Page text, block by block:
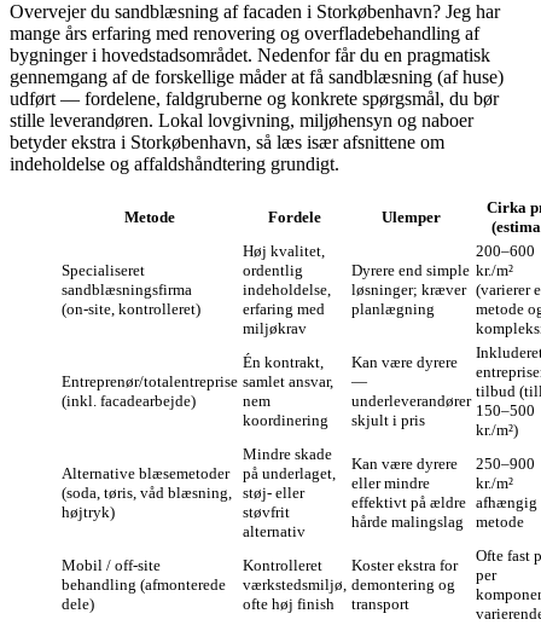
Overvejer du sandblæsning af facaden i Storkøbenhavn? Jeg har
mange års erfaring med renovering og overfladebehandling af
bygninger i hovedstadsområdet. Nedenfor får du en pragmatisk
gennemgang af de forskellige måder at få sandblæsning (af huse)
udført — fordelene, faldgruberne og konkrete spørgsmål, du bør
stille leverandøren. Lokal lovgivning, miljøhensyn og naboer
betyder ekstra i Storkøbenhavn, så læs især afsnittene om
indeholdelse og affaldshåndtering grundigt.
Metode Fordele Ulemper
Cirka
Specialiseret
sandblæsningsfirma
(on‑site, kontrolleret)
Høj kvalitet,
ordentlig
indeholdelse,
erfaring med
miljøkrav
Dyrere end simple
løsninger; kræver
planlægning
200–600
kr./m²
(varierer
metode
Entreprenør/totalentreprise
(inkl. facadearbejde)
Én kontrakt,
samlet ansvar,
nem
koordinering
Kan være dyrere
—
underleverandører
skjult i pris
tilbud
150–500
kr./m²)
Alternative blæsemetoder
(soda, tøris, våd blæsning,
højtryk)
Mindre skade
på underlaget,
støj- eller
støvfrit
alternativ
Kan være dyrere
eller mindre
effektivt på ældre
hårde malingslag
250–900
kr./m²
afhængig
metode
Mobil / off‑site
behandling (afmonterede
dele)
Kontrolleret
værkstedsmiljø,
ofte høj finish
Koster ekstra for
demontering og
transport
Ofte fast
per